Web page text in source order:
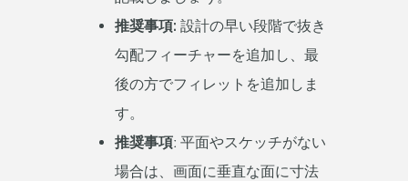
推奨事項: 設計の早い段階で抜き
勾配フィーチャーを追加し、最
後の方でフィレットを追加しま
す。
推奨事項ː 平面やスケッチがない
場合は、画面に垂直な面に寸法